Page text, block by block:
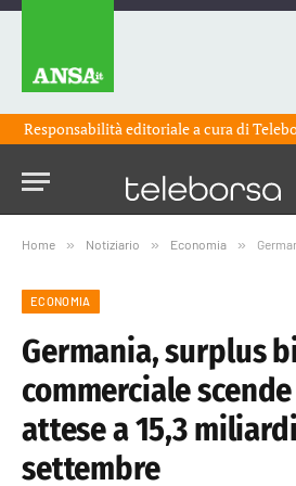
Responsabilità editoriale a cura di
Home » Notiziario » Economia » Germania,
ECONOMIA
Germania, surplus
commerciale
attese a 15,3
settembre